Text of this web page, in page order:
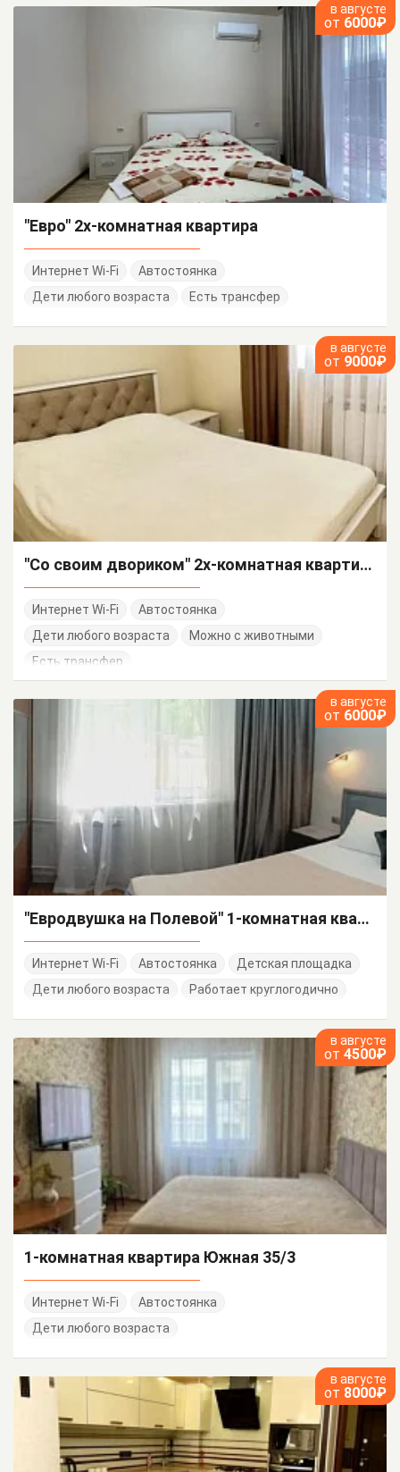
в августе
от 6000₽
"Евро" 2х-комнатная квартира
Интернет Wi-Fi
Автостоянка
Дети любого возраста
Есть трансфер
в августе
от 9000₽
"Со своим двориком" 2х-комнатная квартира
Интернет Wi-Fi
Автостоянка
Дети любого возраста
Можно с животными
Есть трансфер
в августе
от 6000₽
"Евродвушка на Полевой" 1-комнатная квартира
Интернет Wi-Fi Автостоянка
Детская площадка
Дети любого возраста
Работает круглогодично
в августе
от 4500₽
1-комнатная квартира Южная 35/3
Интернет Wi-Fi
Автостоянка
Дети любого возраста
в августе
от 8000₽